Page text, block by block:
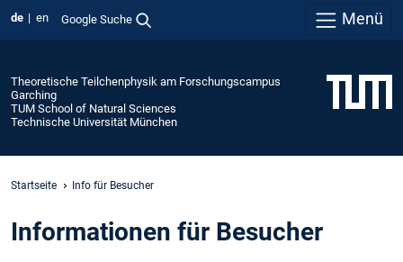
de en Google Suche Menü
Theoretische Teilchenphysik am Forschungscampus
Garching
TUM School of Natural Sciences
Technische Universität München
Startseite Info für Besucher
Informationen für Besucher